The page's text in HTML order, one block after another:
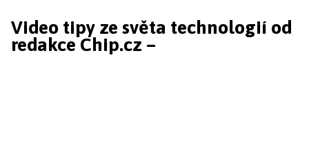
Video tipy ze světa technologií od
redakce Chip.cz –